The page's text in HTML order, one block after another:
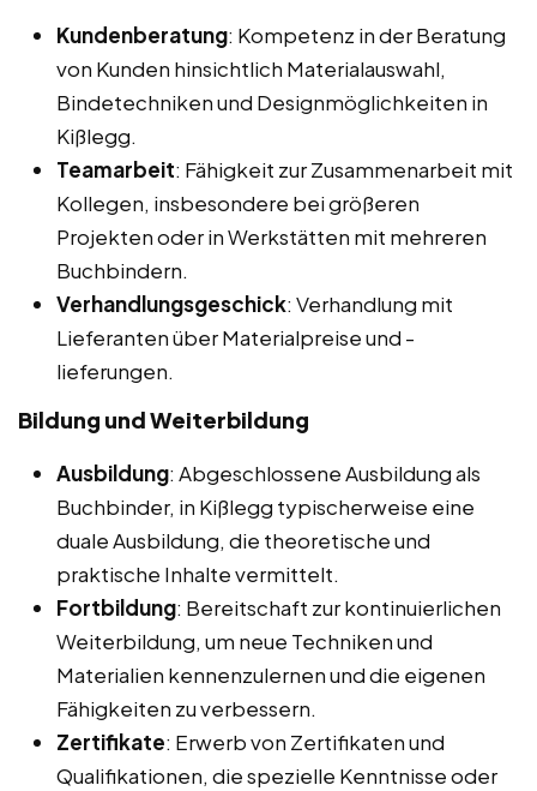
Kundenberatung: Kompetenz in der Beratung
von Kunden hinsichtlich Materialauswahl,
Bindetechniken und Designmöglichkeiten in
Kißlegg.
Teamarbeit: Fähigkeit zur Zusammenarbeit mit
Kollegen, insbesondere bei größeren
Projekten oder in Werkstätten mit mehreren
Buchbindern.
Verhandlungsgeschick: Verhandlung mit
Lieferanten über Materialpreise und -
lieferungen.
Bildung und Weiterbildung
Ausbildung: Abgeschlossene Ausbildung als
Buchbinder, in Kißlegg typischerweise eine
duale Ausbildung, die theoretische und
praktische Inhalte vermittelt.
Fortbildung: Bereitschaft zur kontinuierlichen
Weiterbildung, um neue Techniken und
Materialien kennenzulernen und die eigenen
Fähigkeiten zu verbessern.
Zertifikate: Erwerb von Zertifikaten und
Qualifikationen, die spezielle Kenntnisse oder